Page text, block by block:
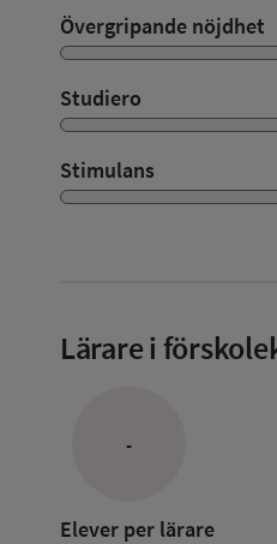
Övergripande nöjdhet
Studiero
Stimulans
Lärare i
-
Elever per lärare